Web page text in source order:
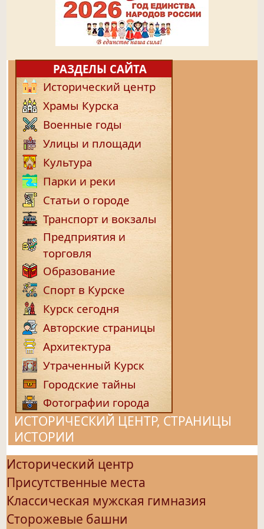
РАЗДЕЛЫ САЙТА
Исторический центр
Храмы Курска
Военные годы
Улицы и площади
Культура
Парки и реки
Статьи о городе
Транспорт и вокзалы
Предприятия и
торговля
Образование
Спорт в Курске
Курск сегодня
Авторские страницы
Архитектура
Утраченный Курск
Городские тайны
Фотографии города
ИСТОРИЧЕСКИЙ ЦЕНТР, СТРАНИЦЫ
ИСТОРИИ
Исторический центр
Присутственные места
Классическая мужская гимназия
Сторожевые башни